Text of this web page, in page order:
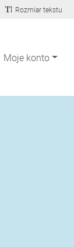
Rozmiar tekstu
Moje konto